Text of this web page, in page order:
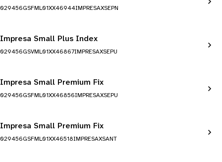
029456GSFML01XX46944IMPRESAXSEPN
Impresa Small Plus Index
029456GSVML01XX46867IMPRESAXSEPU
Impresa Small Premium Fix
029456GSFML01XX46856IMPRESAXSEPU
Impresa Small Premium Fix
029456GSFML01XX46518IMPRESAXSANT